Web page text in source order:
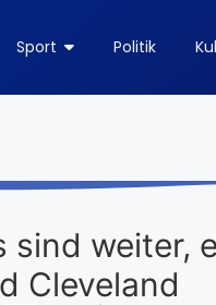
Sport Politik
sind weiter,
Cleveland